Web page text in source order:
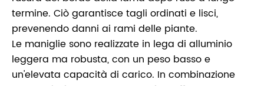
termine. Ciò garantisce tagli ordinati e lisci,
prevenendo danni ai rami delle piante.
Le maniglie sono realizzate in lega di alluminio
leggera ma robusta, con un peso basso e
un'elevata capacità di carico. In combinazione